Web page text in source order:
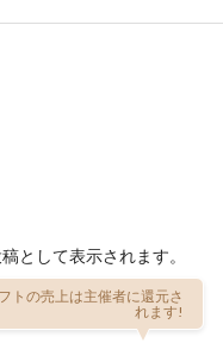
として表示されます。
トの売上は主催者に還元さ
れます!